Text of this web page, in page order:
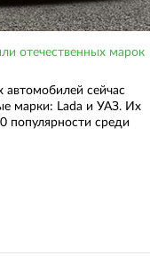
отечественных марок
сейчас
марки: Lada и УАЗ. Их
популярности среди